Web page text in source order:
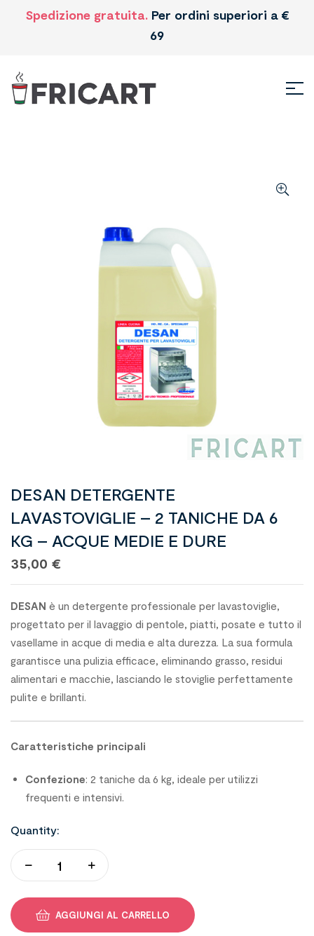
Spedizione gratuita. Per ordini superiori a €
69
DESAN DETERGENTE
LAVASTOVIGLIE – 2 TANICHE DA 6
KG – ACQUE MEDIE E DURE
35,00 €
DESAN è un detergente professionale per lavastoviglie,
progettato per il lavaggio di pentole, piatti, posate e tutto il
vasellame in acque di media e alta durezza. La sua formula
garantisce una pulizia efficace, eliminando grasso, residui
alimentari e macchie, lasciando le stoviglie perfettamente
pulite e brillanti.
Caratteristiche principali
Confezione: 2 taniche da 6 kg, ideale per utilizzi
frequenti e intensivi.
Quantity:
AGGIUNGI AL CARRELLO